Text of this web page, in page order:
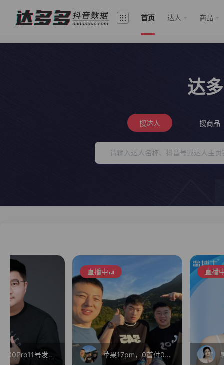
首页 达人 商品
达
搜达人 搜商品
直播中
苹果17pm，0首付0利息！ 暑期狂欢！温博